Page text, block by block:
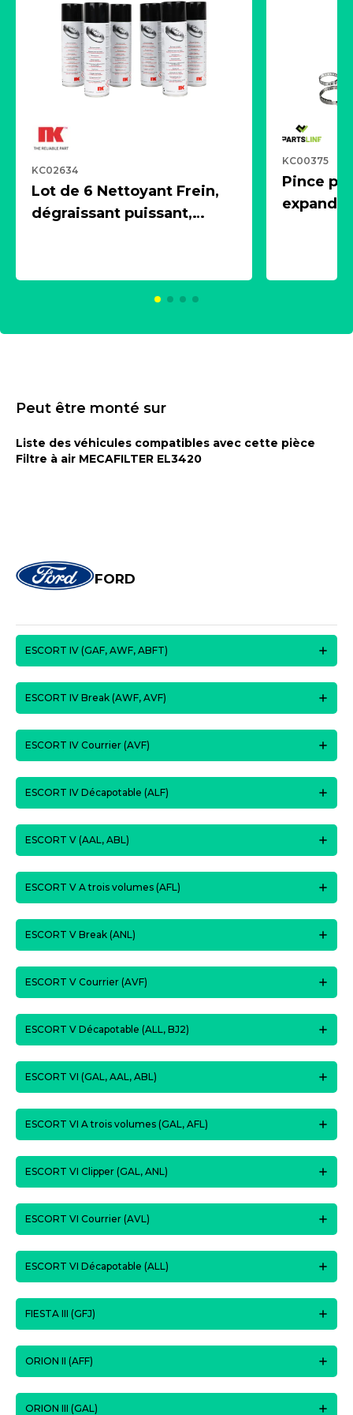
KC02634
Lot de 6 Nettoyant Frein,
dégraissant puissant,
KC00375
Pince
Peut être monté sur
Liste des véhicules compatibles avec cette pièce
Filtre à air MECAFILTER EL3420
FORD
ESCORT IV (GAF, AWF, ABFT)
ESCORT IV Break (AWF, AVF)
ESCORT IV Courrier (AVF)
ESCORT IV Décapotable (ALF)
ESCORT V (AAL, ABL)
ESCORT V A trois volumes (AFL)
ESCORT V Break (ANL)
ESCORT V Courrier (AVF)
ESCORT V Décapotable (ALL, BJ2)
ESCORT VI (GAL, AAL, ABL)
ESCORT VI A trois volumes (GAL, AFL)
ESCORT VI Clipper (GAL, ANL)
ESCORT VI Courrier (AVL)
ESCORT VI Décapotable (ALL)
FIESTA III (GFJ)
ORION II (AFF)
ORION III (GAL)